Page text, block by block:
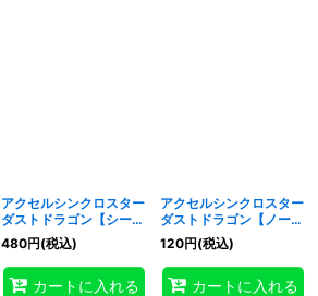
アクセルシンクロスター
ダストドラゴン【シーク
レット】{QCDB-
JP036}《シンクロ》
480円(税込)
カートに入れる
アクセルシンクロスター
ダストドラゴン【ノーマ
ル】{SD48-JP037}
《シンクロ》
120円(税込)
カートに入れる